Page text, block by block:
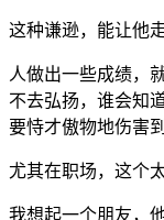
这种谦逊，能让他
人做出一些成绩，
不去弘扬，谁会知
要恃才傲物地伤害
尤其在职场，这个
我想起一个朋友，